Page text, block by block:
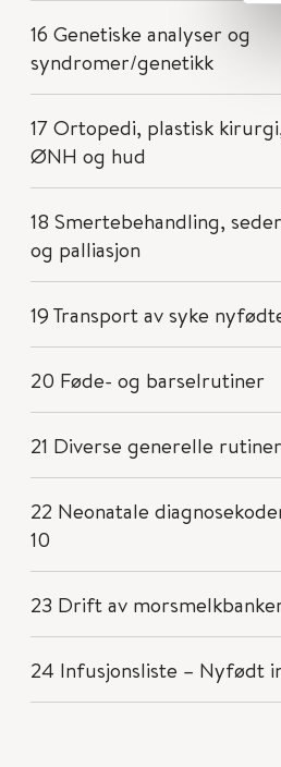
16 Genetiske analyser og
syndromer/genetikk
17 Ortopedi, plastisk
ØNH og hud
18 Smertebehandling,
og palliasjon
19 Transport av syke
20 Føde- og barselrutiner
21 Diverse generelle rutiner
22 Neonatale
10
23 Drift av
24 Infusjonsliste – Nyfødt